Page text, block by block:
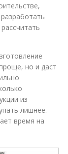
но и даст
из
лишнее.
время на